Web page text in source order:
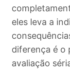
eles leva a
diferença é o
avaliação